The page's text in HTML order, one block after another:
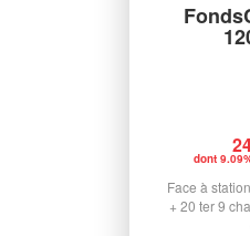
dont
Face à
+ 20 ter 9